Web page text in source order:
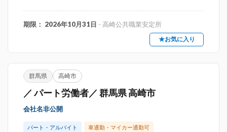
期限： 2026年10月31日 - 高崎公共職業安定所
★お気に入り
群馬県 高崎市
／ パート労働者／ 群馬県 高崎市
会社名非公開
パート・アルバイト 車通勤・マイカー通勤可